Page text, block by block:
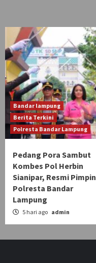
Bandar lampung
Berita Terkini
Polresta Bandar Lampung
Pedang Pora Sambut
Kombes Pol Herbin
Sianipar, Resmi Pimpin
Polresta Bandar
Lampung
5 hari ago admin